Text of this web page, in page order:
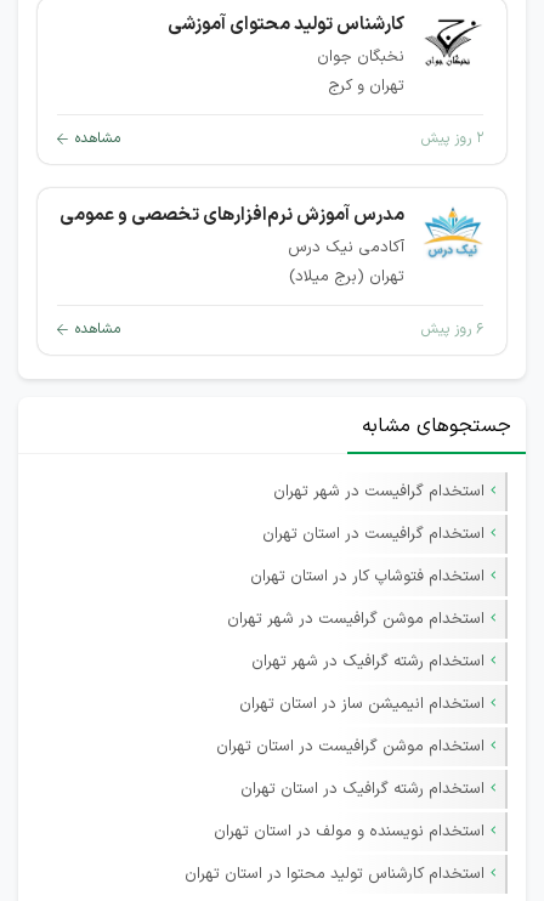
کارشناس تولید محتوای آموزشی
نخبگان جوان
تهران و کرج
۲ روز پیش مشاهده
مدرس آموزش نرم‌افزارهای تخصصی و عمومی
آکادمی نیک درس
تهران (برج میلاد)
۶ روز پیش مشاهده
جستجوهای مشابه
استخدام گرافیست در شهر تهران
استخدام گرافیست در استان تهران
استخدام فتوشاپ کار در استان تهران
استخدام موشن گرافیست در شهر تهران
استخدام رشته گرافیک در شهر تهران
استخدام انیمیشن ساز در استان تهران
استخدام موشن گرافیست در استان تهران
استخدام رشته گرافیک در استان تهران
استخدام نویسنده و مولف در استان تهران
استخدام کارشناس تولید محتوا در استان تهران